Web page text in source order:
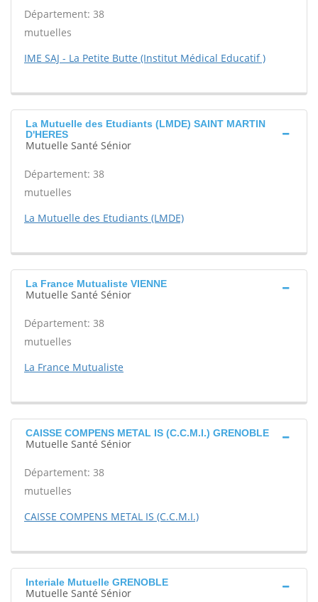
Département: 38
mutuelles
IME SAJ - La Petite Butte (Institut Médical Educatif )
La Mutuelle des Etudiants (LMDE) SAINT MARTIN
D'HERES
Mutuelle Santé Sénior
Département: 38
mutuelles
La Mutuelle des Etudiants (LMDE)
La France Mutualiste VIENNE
Mutuelle Santé Sénior
Département: 38
mutuelles
La France Mutualiste
CAISSE COMPENS METAL IS (C.C.M.I.) GRENOBLE
Mutuelle Santé Sénior
Département: 38
mutuelles
CAISSE COMPENS METAL IS (C.C.M.I.)
Interiale Mutuelle GRENOBLE
Mutuelle Santé Sénior